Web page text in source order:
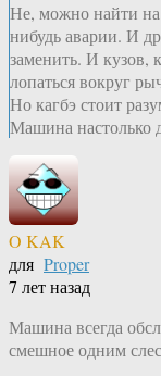
Не, можно найти на
нибудь аварии. И
заменить. И кузов,
лопаться вокруг
Но кагбэ стоит
Машина настолько
O KAK
для Proper
7 лет назад
Машина всегда
смешное одним